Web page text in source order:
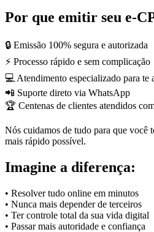
Por que emitir seu e-
🔒 Emissão 100% segura e autorizada
⚡ Processo rápido e sem complicação
💻 Atendimento especializado para te
📲 Suporte direto via WhatsApp
🏆 Centenas de clientes atendidos
Nós cuidamos de tudo para que você
mais rápido possível.
Imagine a diferença:
• Resolver tudo online em minutos
• Nunca mais depender de terceiros
• Ter controle total da sua vida digital
• Passar mais autoridade e confiança